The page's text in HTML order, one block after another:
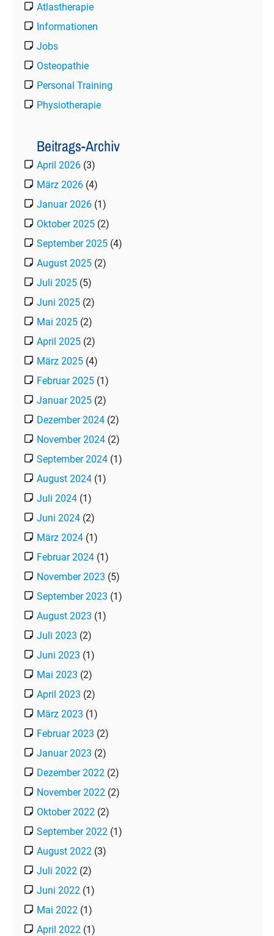
Atlastherapie
Informationen
Jobs
Osteopathie
Personal Training
Physiotherapie
Beitrags-Archiv
April 2026 (3)
März 2026 (4)
Januar 2026 (1)
Oktober 2025 (2)
September 2025 (4)
August 2025 (2)
Juli 2025 (5)
Juni 2025 (2)
Mai 2025 (2)
April 2025 (2)
März 2025 (4)
Februar 2025 (1)
Januar 2025 (2)
Dezember 2024 (2)
November 2024 (2)
September 2024 (1)
August 2024 (1)
Juli 2024 (1)
Juni 2024 (2)
März 2024 (1)
Februar 2024 (1)
November 2023 (5)
September 2023 (1)
August 2023 (1)
Juli 2023 (2)
Juni 2023 (1)
Mai 2023 (2)
April 2023 (2)
März 2023 (1)
Februar 2023 (2)
Januar 2023 (2)
Dezember 2022 (2)
November 2022 (2)
Oktober 2022 (2)
September 2022 (1)
August 2022 (3)
Juli 2022 (2)
Juni 2022 (1)
Mai 2022 (1)
April 2022 (1)